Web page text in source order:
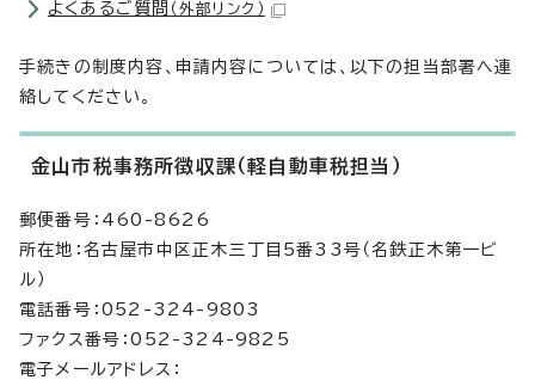
よくあるご質問 （外部リンク）
手続きの制度内容、申請内容については、以下の担当部署へ連
絡してください。
金山市税事務所徴収課（軽自動車税担当）
郵便番号：460-8626
所在地：名古屋市中区正木三丁目5番33号（名鉄正木第一ビ
ル）
電話番号：052-324-9803
ファクス番号：052-324-9825
電子メールアドレス：